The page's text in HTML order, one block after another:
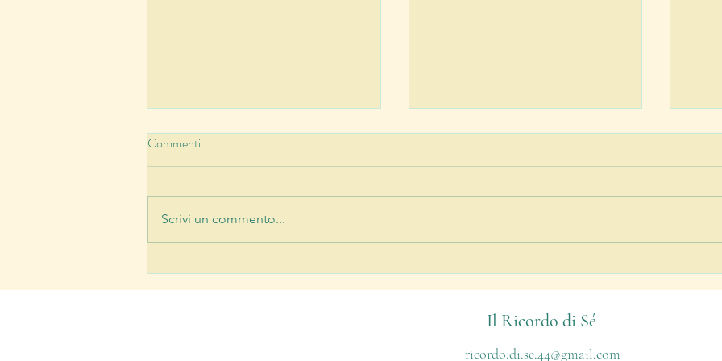
L’ho visto con i miei occhi
Idrogeni
Commenti
Scrivi un commento...
Il Ricordo di Sé
ricordo.di.se.44@gmail.com